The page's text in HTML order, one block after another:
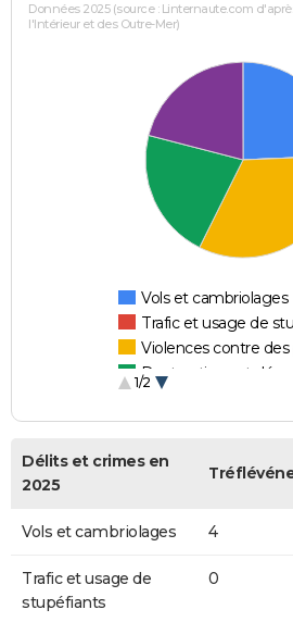
Données 2025 (source : Linternaute.com
l'Intérieur et des Outre-Mer)
Vols et cambriolages
Trafic et usage de
Violences contre
Destructions et
1/2
Délits et crimes en
2025
Vols et cambriolages 4
Trafic et usage de
stupéfiants
0